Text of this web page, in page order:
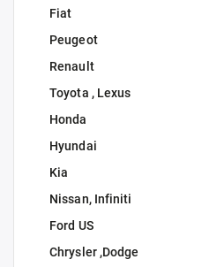
Fiat
Peugeot
Renault
Toyota , Lexus
Honda
Hyundai
Kia
Nissan, Infiniti
Ford US
Chrysler ,Dodge